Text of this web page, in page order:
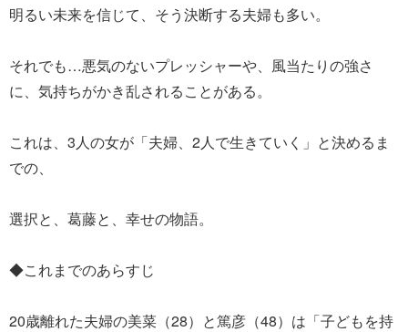
明るい未来を信じて、そう決断する夫婦も多い。
それでも…悪気のないプレッシャーや、風当たりの強さ
に、気持ちがかき乱されることがある。
これは、3人の女が「夫婦、2人で生きていく」と決めるま
での、
選択と、葛藤と、幸せの物語。
◆これまでのあらすじ
20歳離れた夫婦の美菜（28）と篤彦（48）は「子どもを持